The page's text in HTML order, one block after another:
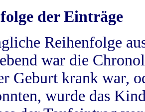
der Einträge
Reihenfolge
war die
Geburt krank war,
wurde das